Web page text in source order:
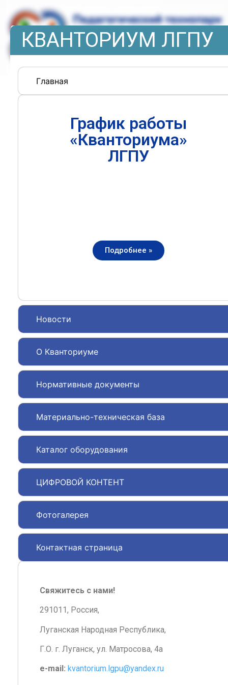
КВАНТОРИУМ ЛГПУ
Главная
Новости
О Кванториуме
Нормативные документы
Материально-техническая база
Каталог оборудования
ЦИФРОВОЙ КОНТЕНТ
Фотогалерея
Контактная страница
График работы
«Кванториума»
ЛГПУ
Подробнее »
Свяжитесь с нами!
291011, Россия,
Луганская Народная Республика,
Г.О. г. Луганск, ул. Матросова, 4а
e-mail: kvantorium.lgpu@yandex.ru